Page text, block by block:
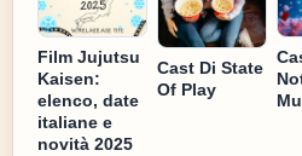
Film Jujutsu
Kaisen:
elenco, date
italiane e
novità 2025
Cast Di State
Of Play